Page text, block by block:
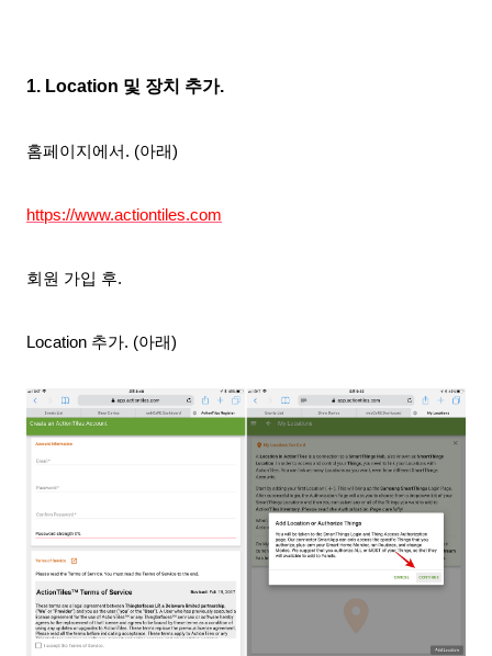
1. Location 및 장치 추가.
홈페이지에서. (아래)
https://www.actiontiles.com
회원 가입 후.
Location 추가. (아래)